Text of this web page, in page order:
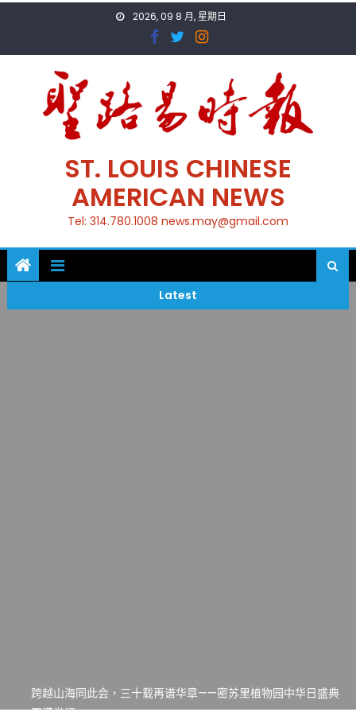
2026, 09 8 月, 星期日
ST. LOUIS CHINESE
AMERICAN NEWS
Tel: 314.780.1008 news.may@gmail.com
Latest
圆满举行